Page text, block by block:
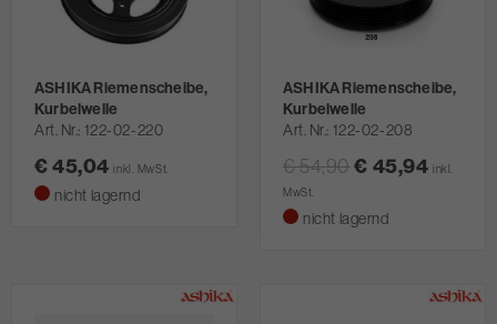
ASHIKA Riemenscheibe,
Kurbelwelle
Art. Nr. 122-02-220
€ 45,04inkl. MwSt.
nicht lagernd
ASHIKA Riemenscheibe,
Kurbelwelle
Art. Nr. 122-02-208
€ 54,90€ 45,94 inkl.
MwSt.
nicht lagernd